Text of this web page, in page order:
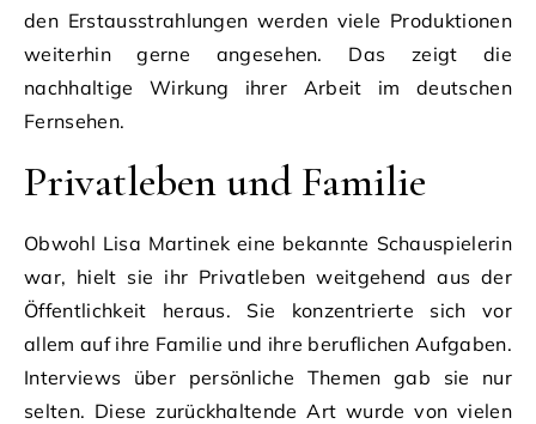
den Erstausstrahlungen werden viele Produktionen
weiterhin gerne angesehen. Das zeigt die
nachhaltige Wirkung ihrer Arbeit im deutschen
Fernsehen.
Privatleben und Familie
Obwohl Lisa Martinek eine bekannte Schauspielerin
war, hielt sie ihr Privatleben weitgehend aus der
Öffentlichkeit heraus. Sie konzentrierte sich vor
allem auf ihre Familie und ihre beruflichen Aufgaben.
Interviews über persönliche Themen gab sie nur
selten. Diese zurückhaltende Art wurde von vielen